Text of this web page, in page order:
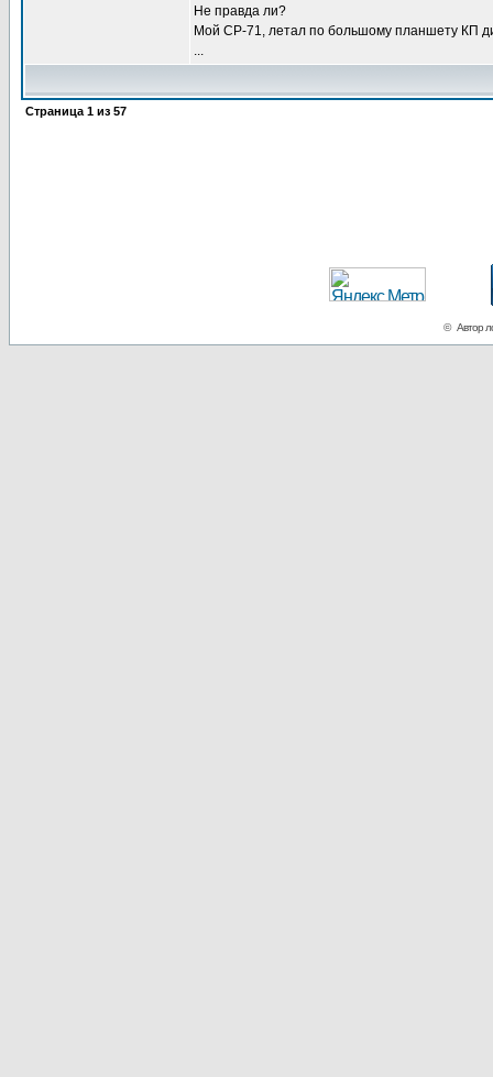
Не правда ли?
Мой СР-71, летал по большому планшету КП
...
Страница 1 из 57
© Автор